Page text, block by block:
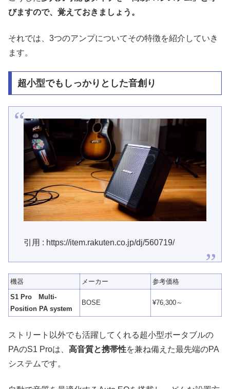
びますので、覚えておきましょう。
それでは、3つのアンプについてその特徴を紹介していき
ます。
超小型でもしっかりとした音創り
引用 : https://item.rakuten.co.jp/dj/560719/
機器 メーカー
参考価格
S1 Pro Multi-
Position PA system
BOSE ¥76,300～
ストリート以外でも活躍してくれる超小型ポータブルの
PAのS1 Proは、 高音質と携帯性を兼ね備えた最先端のPA
システムです。